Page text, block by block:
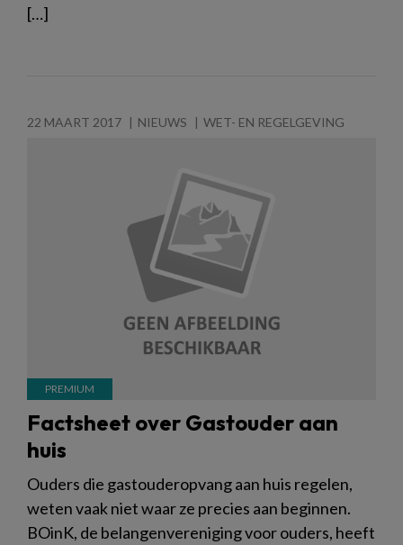
[…]
22 MAART 2017 NIEUWS WET- EN REGELGEVING
Factsheet over Gastouder aan
huis
Ouders die gastouderopvang aan huis regelen,
weten vaak niet waar ze precies aan beginnen.
BOinK, de belangenvereniging voor ouders, heeft